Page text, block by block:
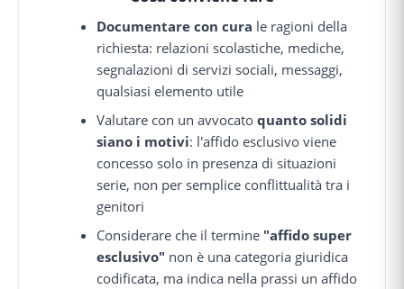
Documentare con cura le ragioni della
richiesta: relazioni scolastiche, mediche,
segnalazioni di servizi sociali, messaggi,
qualsiasi elemento utile
Valutare con un avvocatoquanto solidi
siano i motivi: l'affido esclusivo viene
concesso solo in presenza di situazioni
serie, non per semplice conflittualità tra i
genitori
Considerare che il termine "affido super
esclusivo" non è una categoria giuridica
codificata, ma indica nella prassi un affido